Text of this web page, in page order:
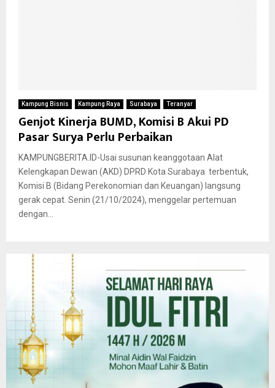
Kampung Bisnis Kampung Raya Surabaya Teranyar
Genjot Kinerja BUMD, Komisi B Akui PD
Pasar Surya Perlu Perbaikan
KAMPUNGBERITA.ID-Usai susunan keanggotaan Alat
Kelengkapan Dewan (AKD) DPRD Kota Surabaya terbentuk,
Komisi B (Bidang Perekonomian dan Keuangan) langsung
gerak cepat. Senin (21/10/2024), menggelar pertemuan
dengan...